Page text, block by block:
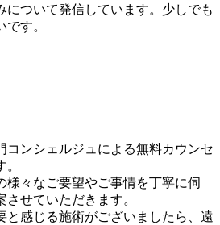
について発信しています。少しでも
す。
コンシェルジュによる無料カウンセ
様々なご要望やご事情を丁寧に伺
せていただきます。
と感じる施術がございましたら、遠